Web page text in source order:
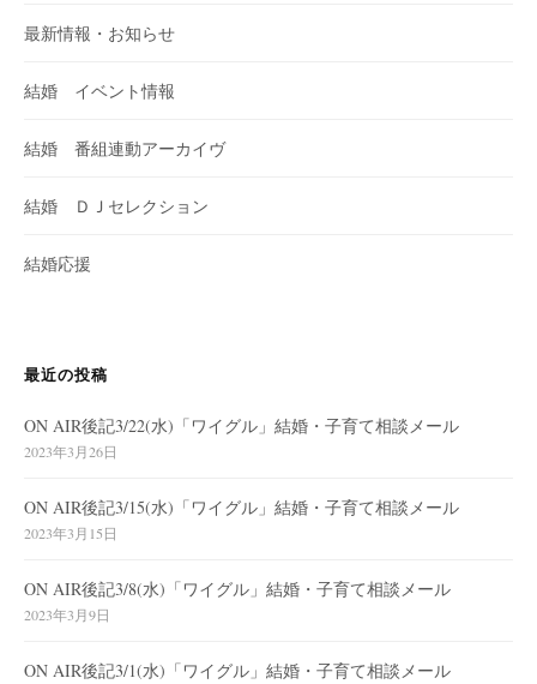
最新情報・お知らせ
結婚 イベント情報
結婚 番組連動アーカイヴ
結婚 ＤＪセレクション
結婚応援
最近の投稿
ON AIR後記3/22(水)「ワイグル」結婚・子育て相談メール
2023年3月26日
ON AIR後記3/15(水)「ワイグル」結婚・子育て相談メール
2023年3月15日
ON AIR後記3/8(水)「ワイグル」結婚・子育て相談メール
2023年3月9日
ON AIR後記3/1(水)「ワイグル」結婚・子育て相談メール